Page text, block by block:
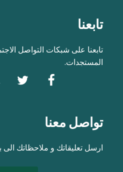
تابعنا
تابعنا على شبكات التواصل
المستجدات.
تواصل معنا
ارسل تعليقاتك و ملاحظاتك الى